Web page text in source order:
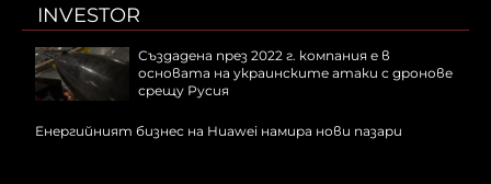
INVESTOR
Създадена през 2022 г. компания е в
основата на украинските атаки с дронове
срещу Русия
Енергийният бизнес на Huawei намира нови пазари